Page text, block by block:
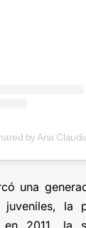
by Ana
una
juveniles, la